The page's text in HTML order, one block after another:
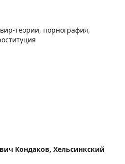
теории, порнография,
Кондаков, Хельсинкский